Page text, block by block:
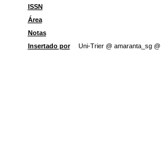
ISSN
Área
Notas
Insertado por
Uni-Trier @ amaranta_sg @